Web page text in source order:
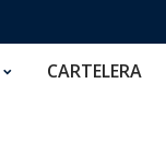
CARTELERA